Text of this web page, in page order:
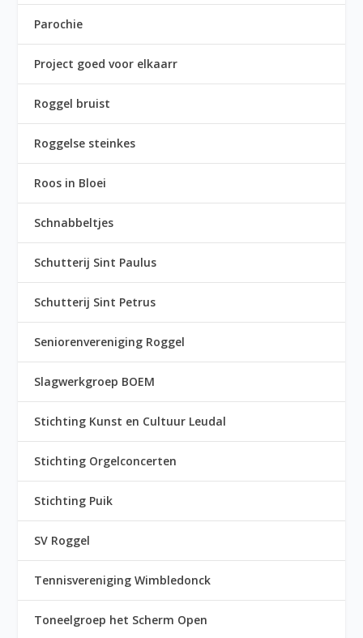
Parochie
Project goed voor elkaarr
Roggel bruist
Roggelse steinkes
Roos in Bloei
Schnabbeltjes
Schutterij Sint Paulus
Schutterij Sint Petrus
Seniorenvereniging Roggel
Slagwerkgroep BOEM
Stichting Kunst en Cultuur Leudal
Stichting Orgelconcerten
Stichting Puik
SV Roggel
Tennisvereniging Wimbledonck
Toneelgroep het Scherm Open